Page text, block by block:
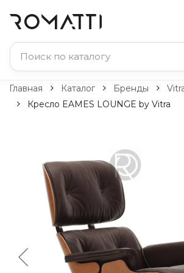
Каталог Romatti
Свет и освещение
Подвесные светильники
Потолочные светильники
Бра и настенные светильники
Настольные лампы
Технический свет
Уличное освещение
Комплектующие
Главная Каталог Бренды
Кресло EAMES LOUNGE by Vitra